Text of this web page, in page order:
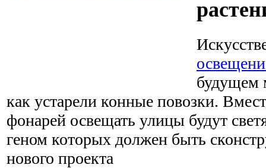
будущем
как устарели конные повозки.
фонарей освещать улицы будут
геном которых должен быть
нового проекта